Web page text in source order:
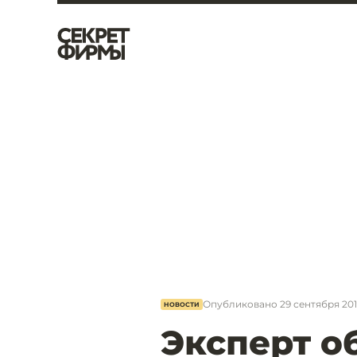
НОВОСТИ Опубликовано 29 сентября
Эксперт